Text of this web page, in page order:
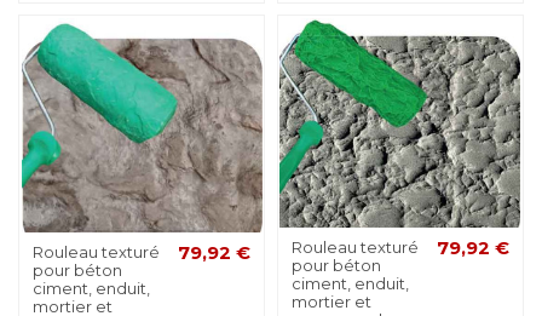
Rouleau texturé
pour béton
ciment, enduit,
mortier et
79,92 €
Rouleau texturé
pour béton
ciment, enduit,
mortier et
79,92 €